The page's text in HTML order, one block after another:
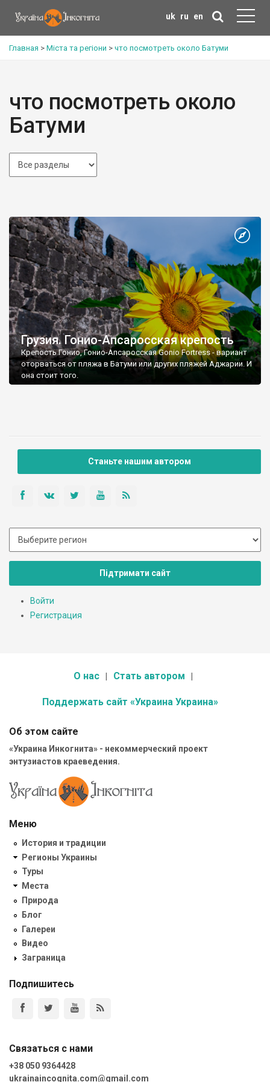
uk ru en
Главная > Міста та регіони > что посмотреть около Батуми
что посмотреть около
Батуми
Грузия. Гонио-Апсаросская крепость
Крепость Гонио, Гонио-Апсаросская Gonio Fortress - вариант
оторваться от пляжа в Батуми или других пляжей Аджарии. И
она стоит того.
Станьте нашим автором
Підтримати сайт
Войти
Регистрация
О нас Стать автором
Поддержать сайт «Украина Украина»
Об этом сайте
«Украина Инкогнита» - некоммерческий проект
энтузиастов краеведения.
Меню
История и традиции
Регионы Украины
Туры
Места
Природа
Блог
Галереи
Видео
Заграница
Подпишитесь
Связаться с нами
+38 050 9364428
ukrainaincognita.com@gmail.com